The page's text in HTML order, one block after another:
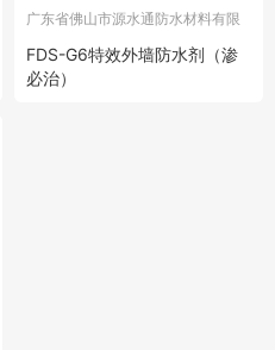
广东省佛山市源水通防水材料有限
FDS-G6特效外墙防水剂（渗
必治）